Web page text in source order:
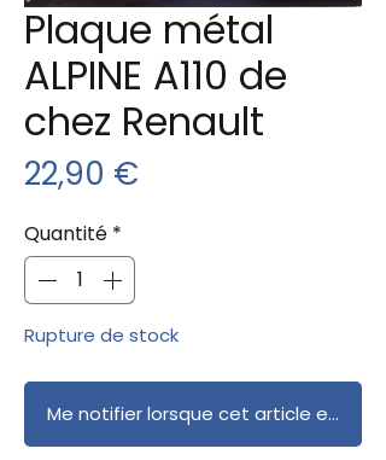
Plaque métal
ALPINE A110 de
chez Renault
22,90 €
Quantité *
Rupture de stock
Me notifier lorsque cet article est